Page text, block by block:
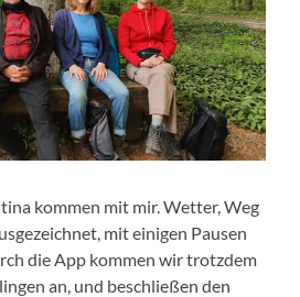
kommen mit mir. Wetter, Weg
mit einigen Pausen
die App kommen wir trotzdem
an, und beschließen den